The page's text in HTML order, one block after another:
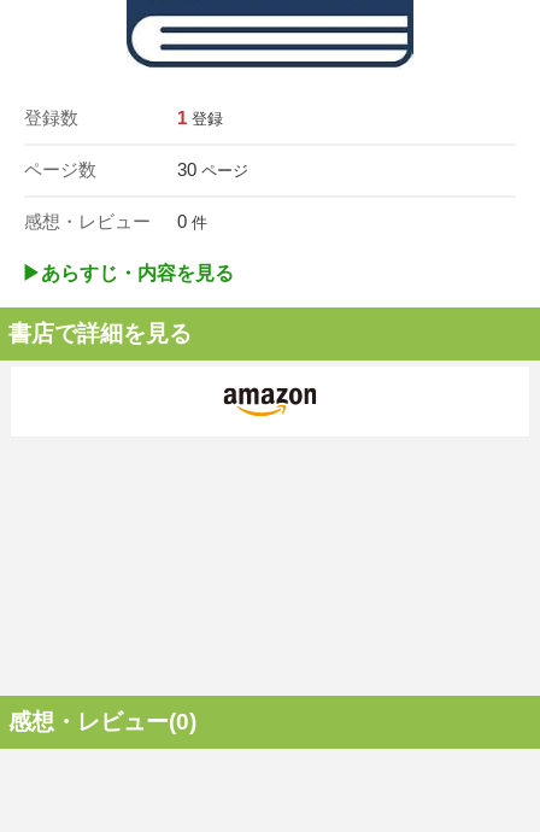
登録数 1 登録
ページ数 30 ページ
感想・レビュー 0 件
▶︎あらすじ・内容を見る
書店で詳細を見る
感想・レビュー(0)